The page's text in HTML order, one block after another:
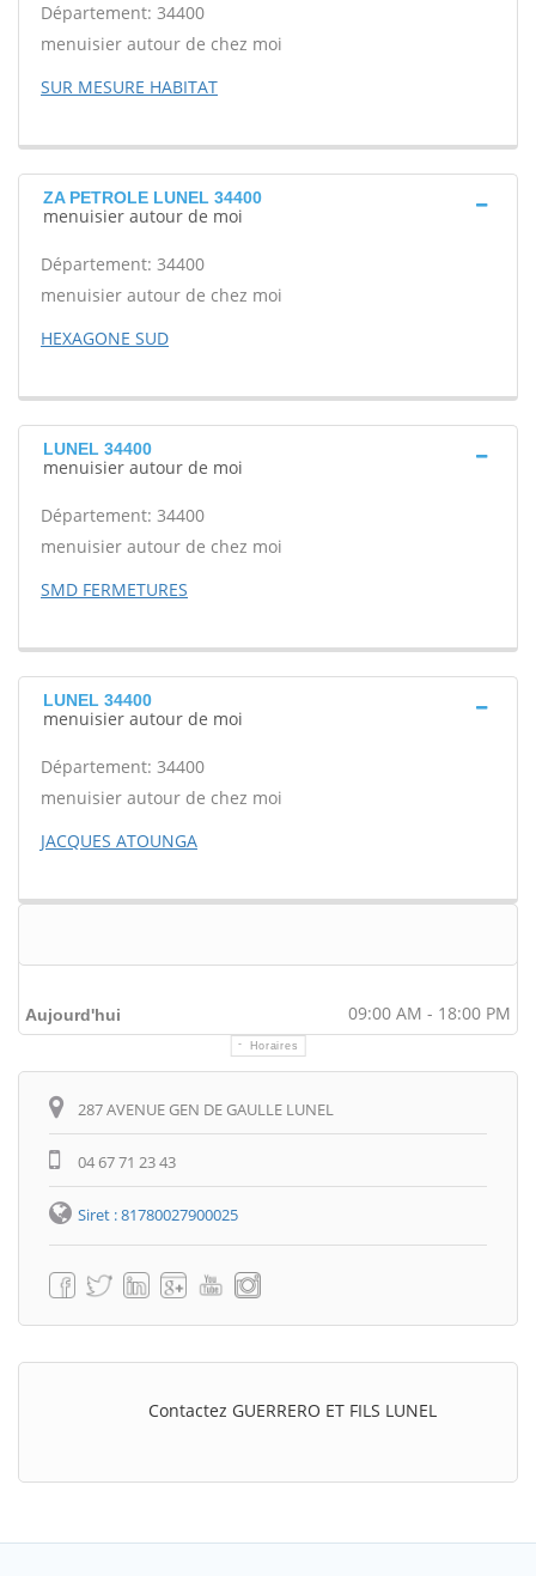
Département: 34400
menuisier autour de chez moi
SUR MESURE HABITAT
ZA PETROLE LUNEL 34400
menuisier autour de moi
Département: 34400
menuisier autour de chez moi
HEXAGONE SUD
LUNEL 34400
menuisier autour de moi
Département: 34400
menuisier autour de chez moi
SMD FERMETURES
LUNEL 34400
menuisier autour de moi
Département: 34400
menuisier autour de chez moi
JACQUES ATOUNGA
Aujourd'hui 09:00 AM - 18:00 PM
Horaires
287 AVENUE GEN DE GAULLE LUNEL
04 67 71 23 43
Siret : 81780027900025
Contactez GUERRERO ET FILS LUNEL